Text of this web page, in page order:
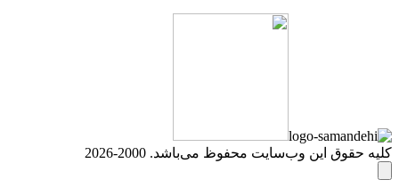
کلیه حقوق این وب‌سایت محفوظ می‌باشد. 2000-2026